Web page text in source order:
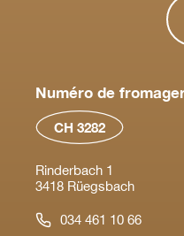
Numéro de
CH 3282
Rinderbach 1
3418 Rüegsbach
034 461 10 66